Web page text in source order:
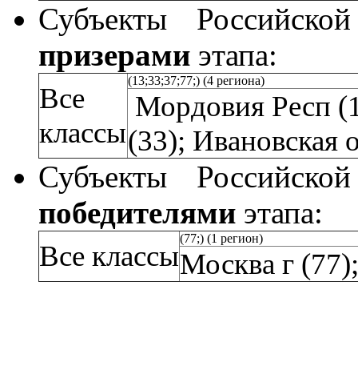
Субъекты
призерами этапа:
Все
классы
(13;33;37;77;) (4 региона)
Мордовия Респ
(33); Ивановская
Субъекты
победителями этапа:
Все классы
(77;) (1 регион)
Москва г